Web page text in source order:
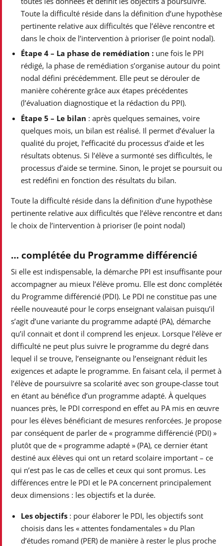
Toute la difficulté réside dans la définition d’une hypothèse
pertinente relative aux difficultés que l’élève rencontre et
dans le choix de l’intervention à prioriser (le point nodal).
Étape 4 – La phase de remédiation : une fois le PPI
rédigé, la phase de remédiation s’organise autour du point
nodal défini précédemment. Elle peut se dérouler de
manière cohérente grâce aux étapes précédentes
(l’évaluation diagnostique et la rédaction du PPI).
Étape 5 – Le bilan : après quelques semaines, voire
quelques mois, un bilan est réalisé. Il permet d’évaluer la
qualité du projet, l’efficacité du processus d’aide et les
résultats obtenus. Si l’élève a surmonté ses difficultés, le
processus d’aide se termine. Sinon, le projet se poursuit ou
est redéfini en fonction des résultats du bilan.
Toute la difficulté réside dans la définition d’une hypothèse
pertinente relative aux difficultés que l’élève rencontre et
le choix de l’intervention à prioriser (le point nodal)
… complétée du Programme différencié
Si elle est indispensable, la démarche PPI est insuffisante pour
accompagner au mieux l’élève promu. Elle est donc
du Programme différencié (PDI). Le PDI ne constitue pas une
réelle nouveauté pour le corps enseignant valaisan puisqu’il
s’agit d’une variante du programme adapté (PA), démarche
qu’il connait et dont il comprend les enjeux. Lorsque l’élève
difficulté ne peut plus suivre le programme du degré dans
lequel il se trouve, l’enseignante ou l’enseignant réduit les
exigences et adapte le programme. En faisant cela, il permet à
l’élève de poursuivre sa scolarité avec son groupe-classe tout
en étant au bénéfice d’un programme adapté. À quelques
nuances près, le PDI correspond en effet au PA mis en œuvre
pour les élèves bénéficiant de mesures renforcées. Je propose
par conséquent de parler de « programme différencié (PDI) »
plutôt que de « programme adapté » (PA), ce dernier étant
destiné aux élèves qui ont un retard scolaire important – ce
qui n’est pas le cas de celles et ceux qui sont promus. Les
différences entre le PDI et le PA concernent principalement
deux dimensions : les objectifs et la durée.
Les objectifs : pour élaborer le PDI, les objectifs sont
choisis dans les « attentes fondamentales » du Plan
d’études romand (PER) de manière à rester le plus proche